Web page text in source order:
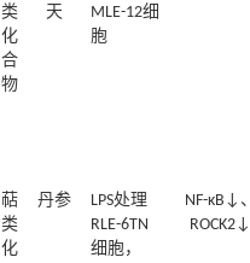
类
化
合
物
天
MLE-12细
胞
萜
类
化
丹参
LPS处理
RLE-6TN
细胞，
NF-κB↓、
ROCK2↓